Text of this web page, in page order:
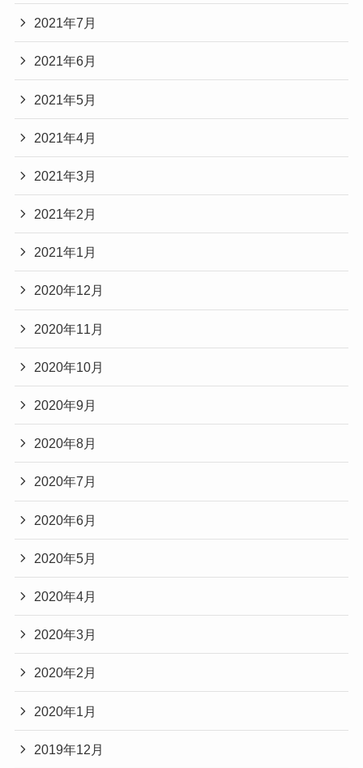
2021年7月
2021年6月
2021年5月
2021年4月
2021年3月
2021年2月
2021年1月
2020年12月
2020年11月
2020年10月
2020年9月
2020年8月
2020年7月
2020年6月
2020年5月
2020年4月
2020年3月
2020年2月
2020年1月
2019年12月